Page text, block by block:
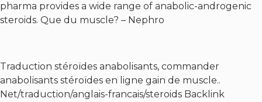
pharma provides a wide range of anabolic-androgenic
steroids. Que du muscle? – Nephro
Traduction stéroïdes anabolisants, commander
anabolisants stéroïdes en ligne gain de muscle..
Net/traduction/anglais-francais/steroids Backlink